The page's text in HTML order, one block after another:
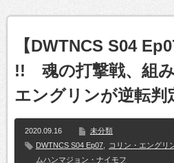
【DWTNCS S04
!! 魂の打撃戦、組
エングリンが逆転判
2020.09.16
未分類
DWTNCS S04 Ep07
コリン・エングリ
ムハンマジョン・ナイモフ